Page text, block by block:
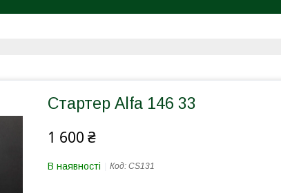
Стартер Alfa 146 33
1 600 ₴
В наявності Код: CS131